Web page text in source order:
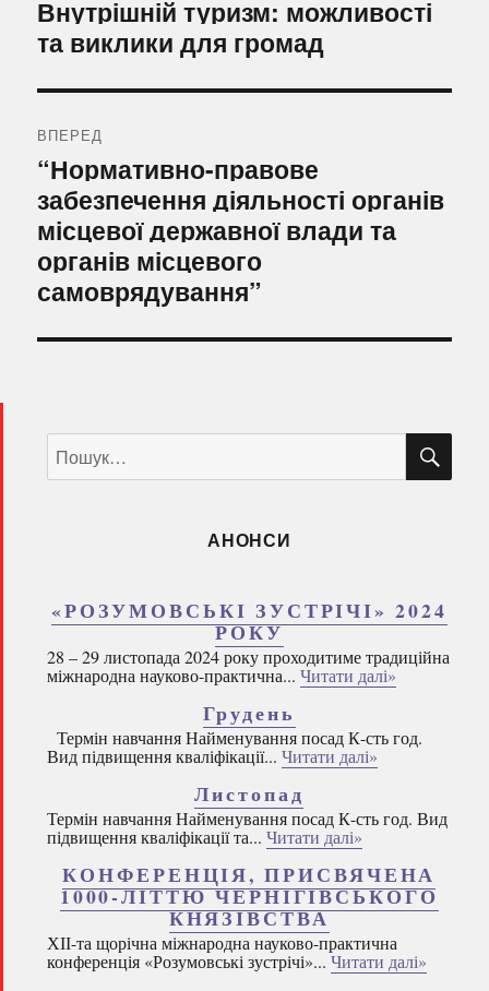
Попередній
запис:
Внутрішній туризм: можливості
та виклики для громад
ВПЕРЕД
Наступний
запис:
“Нормативно-правове
забезпечення діяльності органів
місцевої державної влади та
органів місцевого
самоврядування”
за
запитом:
АНОНСИ
«РОЗУМОВСЬКІ ЗУСТРІЧІ» 2024
РОКУ
28 – 29 листопада 2024 року проходитиме традиційна
міжнародна науково-практична... Читати далі»
Грудень
Термін навчання Найменування посад К-сть год.
Вид підвищення кваліфікації... Читати далі»
Листопад
Термін навчання Найменування посад К-сть год. Вид
підвищення кваліфікації та... Читати далі»
КОНФЕРЕНЦІЯ, ПРИСВЯЧЕНА
1000-ЛІТТЮ ЧЕРНІГІВСЬКОГО
КНЯЗІВСТВА
ХІІ-та щорічна міжнародна науково-практична
конференція «Розумовські зустрічі»... Читати далі»